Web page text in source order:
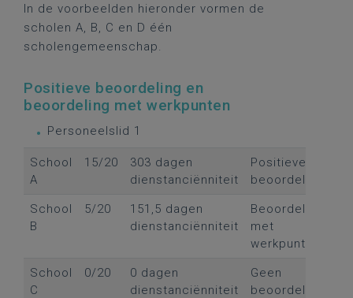
In de voorbeelden hieronder vormen de
scholen A, B, C en D één
scholengemeenschap.
Positieve beoordeling en
beoordeling met werkpunten
Personeelslid 1
School
A
15/20
303 dagen
dienstanciënniteit
Positieve
beoordeling
School
B
5/20
151,5 dagen
dienstanciënniteit
Beoordeling
met
werkpunten
School
C
0/20
0 dagen
dienstanciënniteit
Geen
beoordeling